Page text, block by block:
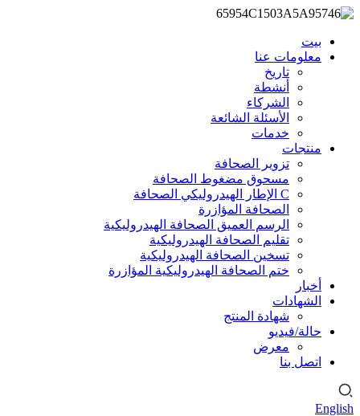
بيت
معلومات عنا
تاريخ
أنشطة
الشركاء
الأسئلة الشائعة
خدمات
منتجات
تزوير الصحافة
مسحوق مضغوط الصحافة
C الإطار الهيدروليكي الصحافة
الصحافة المؤازرة
الرسم العميق الصحافة الهيدروليكية
تقليم الصحافة الهيدروليكية
تسخين الصحافة الهيدروليكية
ختم الصحافة الهيدروليكية المؤازرة
أخبار
الشهادات
شهادة المنتج
حالة/فيديو
معرض
اتصل بنا
English